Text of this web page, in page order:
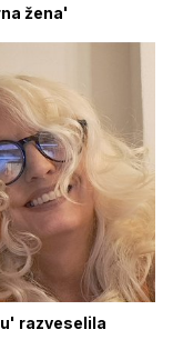
žena'
razveselila